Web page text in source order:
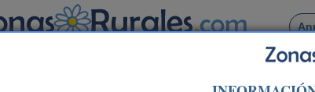
Busca por pueblo